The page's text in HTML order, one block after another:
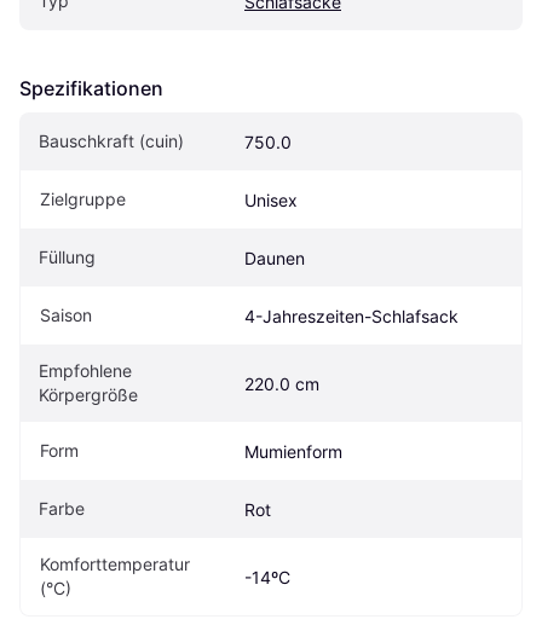
Spezifikationen
Bauschkraft (cuin) 750.0
Zielgruppe Unisex
Füllung Daunen
Saison 4-Jahreszeiten-Schlafsack
Empfohlene
Körpergröße
220.0 cm
Form Mumienform
Farbe Rot
Komforttemperatur
(°C)
-14ºC